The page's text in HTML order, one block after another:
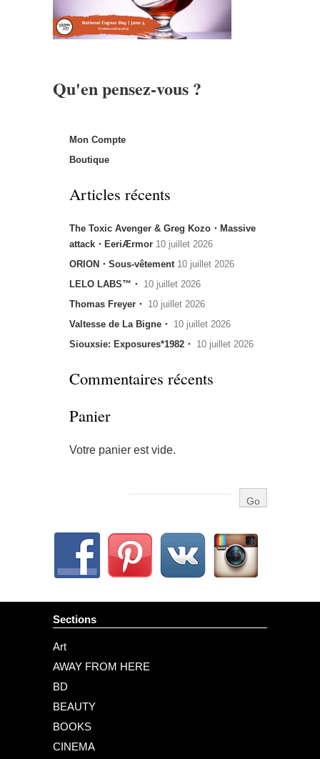
Qu'en pensez-vous ?
Mon Compte
Boutique
Articles récents
The Toxic Avenger & Greg Kozo・Massive
attack・EeriÆrmor 10 juillet 2026
ORION・Sous-vêtement 10 juillet 2026
LELO LABS™・ 10 juillet 2026
Thomas Freyer・ 10 juillet 2026
Valtesse de La Bigne・ 10 juillet 2026
Siouxsie: Exposures*1982・ 10 juillet 2026
Commentaires récents
Panier
Votre panier est vide.
Sections
Art
AWAY FROM HERE
BD
BEAUTY
BOOKS
CINEMA